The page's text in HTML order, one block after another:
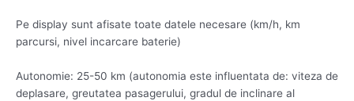
Pe display sunt afisate toate datele necesare (km/h, km
parcursi, nivel incarcare baterie)
Autonomie: 25-50 km (autonomia este influentata de: viteza de
deplasare, greutatea pasagerului, gradul de inclinare al